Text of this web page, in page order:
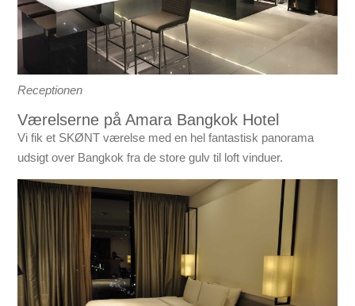
Receptionen
Værelserne på Amara Bangkok Hotel
Vi fik et SKØNT værelse med en hel fantastisk panorama
udsigt over Bangkok fra de store gulv til loft vinduer.